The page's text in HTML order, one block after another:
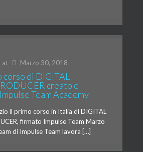
at Marzo 30, 2018
di DIGITAL
creato e
Team Academy
il primo corso in Italia di DIGITAL
firmato Impulse Team Marzo
di Impulse Team lavora […]